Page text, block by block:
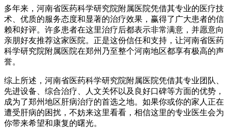
多年来，河南省医药科学研究院附属医院凭借其专业的医疗技
术、优质的服务态度和显著的治疗效果，赢得了广大患者的信
赖和好评。许多患者在这里治疗后都表示非常满意，并愿意向
亲朋好友推荐这家医院。正是这份信任和支持，让河南省医药
科学研究院附属医院在郑州乃至整个河南地区都享有极高的声
誉。
综上所述，河南省医药科学研究院附属医院凭借其专业团队、
先进设备、综合治疗、人文关怀以及良好口碑等方面的优势，
成为了郑州地区肝病治疗的首选之地。如果你或你的家人正在
遭受肝病的困扰，不妨来这里看看，相信这里的专业医生会为
你带来希望和康复的曙光。